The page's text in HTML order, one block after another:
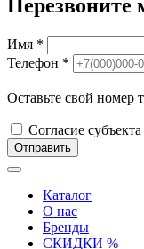
Перезвоните
Имя *
Телефон *
Оставьте свой номер
Согласие субъекта
Отправить
Каталог
О нас
Бренды
СКИДКИ %